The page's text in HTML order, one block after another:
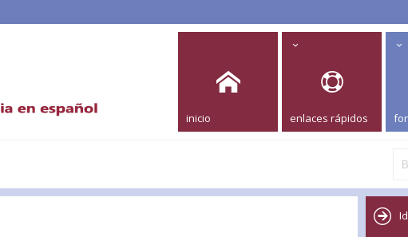
inicio enlaces rápidos